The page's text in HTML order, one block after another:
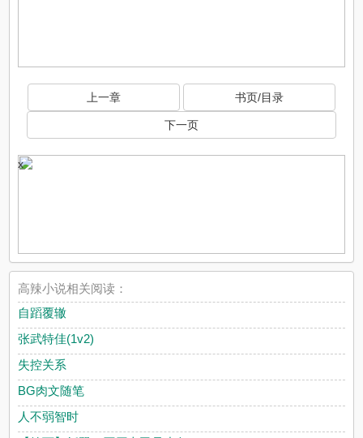
上一章 书页/目录
下一页
x
高辣小说相关阅读：
自蹈覆辙
张武特佳(1v2)
失控关系
BG肉文随笔
人不弱智时